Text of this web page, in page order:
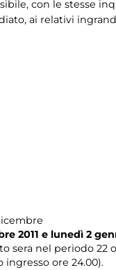
con le stesse
ai relativi
2011 e lunedì 2
nel periodo 22
ingresso ore 24.00).